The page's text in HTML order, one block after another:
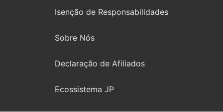
Isenção de Responsabilidades
Sobre Nós
Declaração de Afiliados
Ecossistema JP